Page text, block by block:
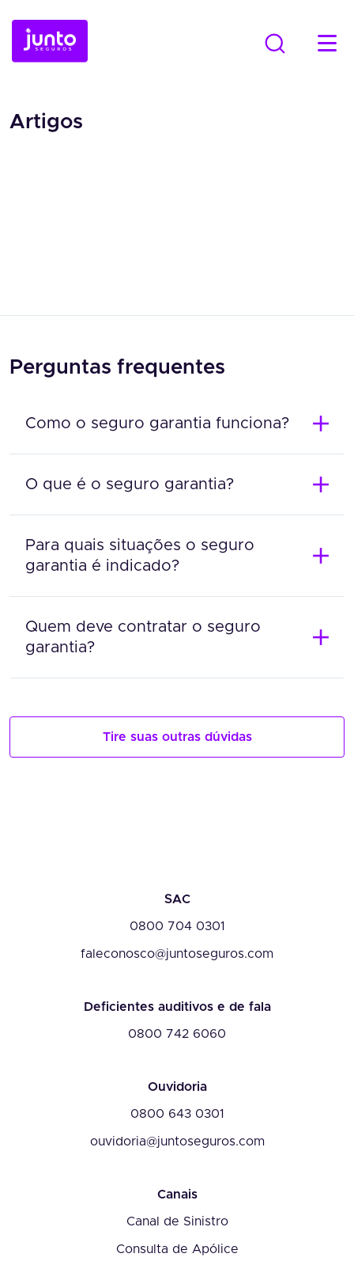
Artigos
Perguntas frequentes
Como o seguro garantia funciona?
O que é o seguro garantia?
Para quais situações o seguro
garantia é indicado?
Quem deve contratar o seguro
garantia?
Tire suas outras dúvidas
SAC
0800 704 0301
faleconosco@juntoseguros.com
Deficientes auditivos e de fala
0800 742 6060
Ouvidoria
0800 643 0301
ouvidoria@juntoseguros.com
Canais
Canal de Sinistro
Consulta de Apólice